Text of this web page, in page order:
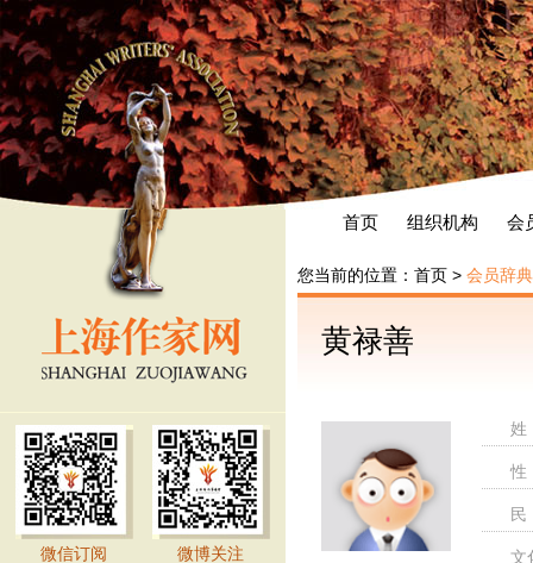
首页 组织机构 会
微信订阅 微博关注
您当前的位置： 首页 > 会员辞典
黄禄善
文